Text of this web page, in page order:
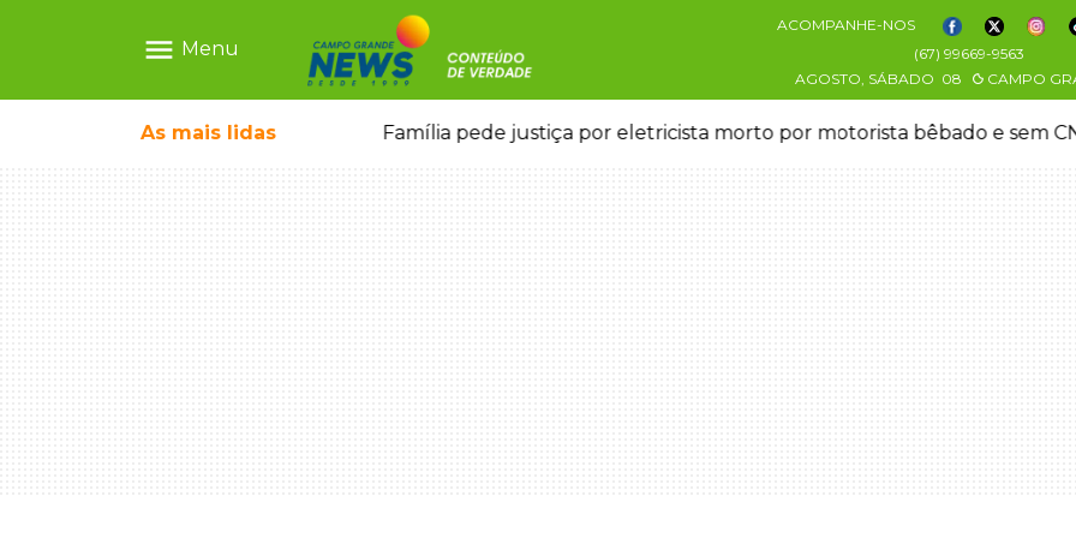
menu Menu
ACOMPANHE-NOS
(67) 99669-9563
AGOSTO, SÁBADO 08 CAMPO
As mais lidas
FAB morrem em confronto Família pede justiça por eletricista morto por motorista bêbado e sem